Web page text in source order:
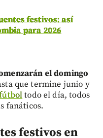
festivos: así
para 2026
el domingo
que termine junio y
todo el día, todos
fanáticos.
festivos en